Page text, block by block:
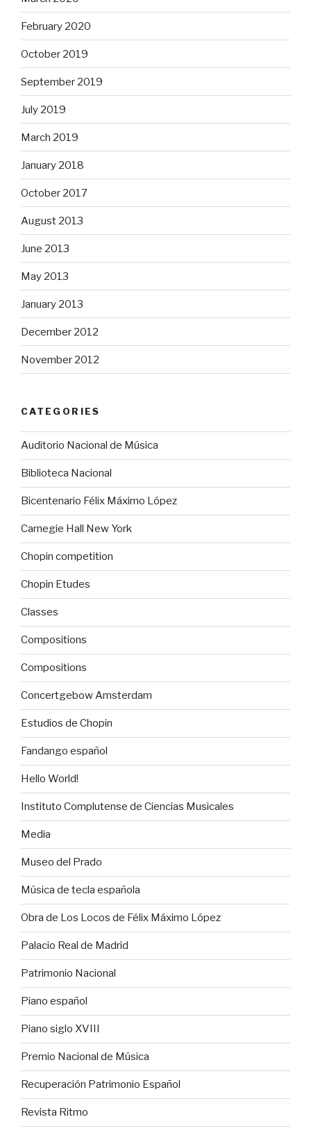
February 2020
October 2019
September 2019
July 2019
March 2019
January 2018
October 2017
August 2013
June 2013
May 2013
January 2013
December 2012
November 2012
CATEGORIES
Auditorio Nacional de Música
Biblioteca Nacional
Bicentenario Félix Máximo López
Carnegie Hall New York
Chopin competition
Chopin Etudes
Classes
Compositions
Compositions
Concertgebow Amsterdam
Estudios de Chopin
Fandango español
Hello World!
Instituto Complutense de Ciencias Musicales
Media
Museo del Prado
Música de tecla española
Obra de Los Locos de Félix Máximo López
Palacio Real de Madrid
Patrimonio Nacional
Piano español
Piano siglo XVIII
Premio Nacional de Música
Recuperación Patrimonio Español
Revista Ritmo